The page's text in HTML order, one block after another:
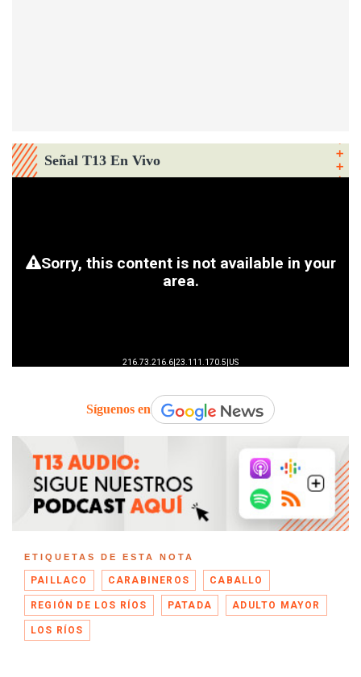
Señal T13 En Vivo
Síguenos en
ETIQUETAS DE ESTA NOTA
PAILLACO CARABINEROS CABALLO
REGIÓN DE LOS RÍOS PATADA ADULTO MAYOR
LOS RÍOS